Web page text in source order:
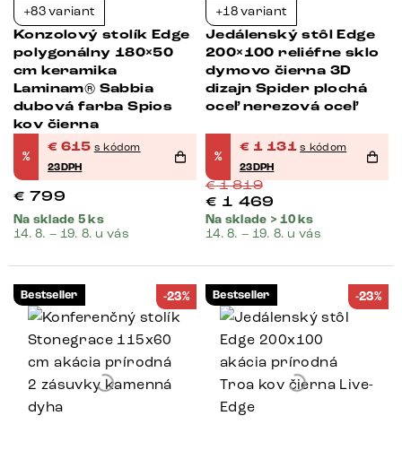
+83 variant
Konzolový stolík Edge
polygonálny 180×50
cm keramika
Laminam® Sabbia
dubová farba Spios
kov čierna
%
€ 615 s kódom
23DPH
€ 799
Na sklade 5 ks
14. 8. – 19. 8. u vás
+18 variant
Jedálenský stôl Edge
200×100 reliéfne sklo
dymovo čierna 3D
dizajn Spider plochá
oceľ nerezová oceľ
%
€ 1 131 s kódom
23DPH
€1 819
€ 1 469
Na sklade > 10 ks
14. 8. – 19. 8. u vás
Bestseller -23% Bestseller -23%